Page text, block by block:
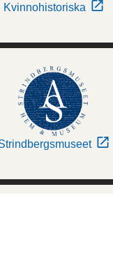
Kvinnohistoriska